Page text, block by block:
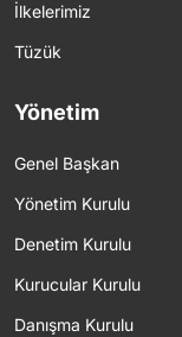
İlkelerimiz
Tüzük
Yönetim
Genel Başkan
Yönetim Kurulu
Denetim Kurulu
Kurucular Kurulu
Danışma Kurulu